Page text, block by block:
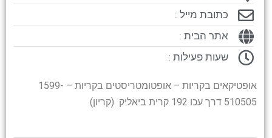
כתובת מייל :
אתר הבית :
שעות פעילות :
אופטיקאים בקריות – אופטומטריסטים בקריות – 1599-
510505 דרך עכו 192 קרית ביאליק (קריון)